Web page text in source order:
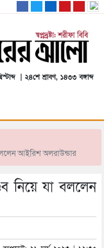
| ২৪শে শ্রাবণ, ১৪৩৩ বঙ্গাব্দ
আইরিশ অলরাউন্ডার
নিয়ে যা বললেন